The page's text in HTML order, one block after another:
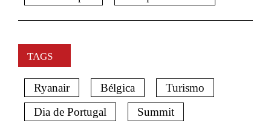
TAGS
Ryanair Bélgica
Turismo
Dia de Portugal
Summit